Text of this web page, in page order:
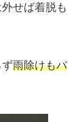
せば着脱も
ず雨除けもバ